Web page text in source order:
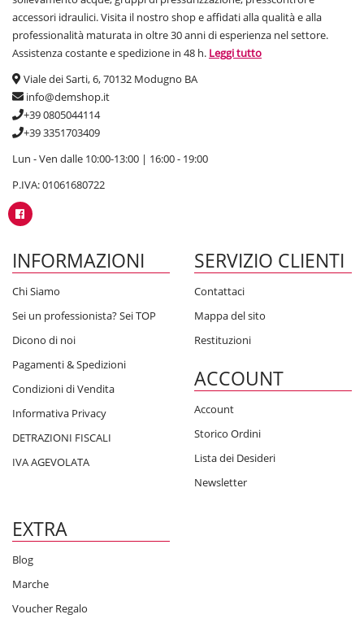
accessori idraulici. Visita il nostro shop e affidati alla qualità e alla
professionalità maturata in oltre 30 anni di esperienza nel settore.
Assistenza costante e spedizione in 48 h. Leggi tutto
Viale dei Sarti, 6, 70132 Modugno BA
info@demshop.it
+39 0805044114
+39 3351703409
Lun - Ven dalle 10:00-13:00 | 16:00 - 19:00
P.IVA: 01061680722
INFORMAZIONI
Chi Siamo
Sei un professionista? Sei TOP
Dicono di noi
Pagamenti & Spedizioni
Condizioni di Vendita
Informativa Privacy
DETRAZIONI FISCALI
IVA AGEVOLATA
SERVIZIO CLIENTI
Contattaci
Mappa del sito
Restituzioni
ACCOUNT
Account
Storico Ordini
Lista dei Desideri
Newsletter
EXTRA
Blog
Marche
Voucher Regalo